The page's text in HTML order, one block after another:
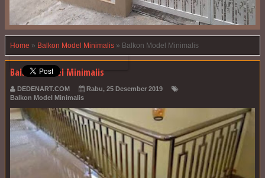
Home » Balkon Model Minimalis » Balkon Model Minimalis
Balkon Model Minimalis
DEDENART.COM
Rabu, 25 Desember 2019
Balkon Model Minimalis